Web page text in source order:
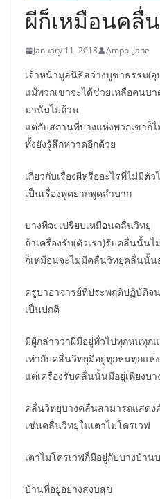
ผีก็เหมือนคลื่
January 11, 2018 Ampol Jane
เจ้าหน้ามูลนิธิสว่างบูชาธรรม(
แม้พวกเขาจะได้ช่วยเหลือคนบ
มานับไม่ถ้วน
แต่กับสถานที่บางแห่งพวกเขาก็
ทั้งยังรู้สึกหวาดอีกด้วย
เกี่ยวกับเรื่องผีหรืออะไรที่ไม่มีตั
เป็นเรื่องพูดยากพูดลำบาก
บางทีจะเปรียบเหมือนคลื่นวิทยุ
ถ้าเครื่องรับ(ตัวเรา)รับคลื่นนั้นไ
ก็เหมือนจะไม่มีคลื่นวิทยุคลื่นนั้น
ครูบาอาจารย์ที่ประพฤติปฏิบัติจ
เป็นปกติ
มีผู้กล่าวว่าผีมีอยู่ทั่วไปทุกหนทุก
เท่ากับคลื่นวิทยุมีอยู่ทุกหนทุกแห่ง
แต่เครื่องรับคลื่นนั้นมีอยู่เพียงบา
คลื่นวิทยุบางคลื่นสามารถแสดง
เช่นคลื่นวิทยุในเตาไมโครเวฟ
เตาไมโครเวฟก็มีอยู่กับบางบ้า
บ้านที่อยู่อย่างสงบสุข